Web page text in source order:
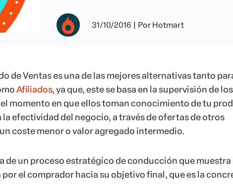
31/10/2016 | Por Hotmart
de Ventas es una de las mejores alternativas tanto
Afiliados, ya que, este se basa en la supervisión de los
momento en que ellos toman conocimiento de tu
la efectividad del negocio, a través de ofertas de otros
coste menor o valor agregado intermedio.
de un proceso estratégico de conducción que muestra
el comprador hacia su objetivo final, que es la